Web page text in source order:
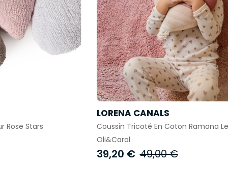
Rose Stars
LORENA CANALS
Coussin Tricoté En Coton Ramona
Oli&Carol
39,20 € 49,00 €